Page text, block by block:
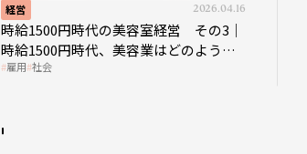
経営 2026.04.16
時給1500円時代の美容室経営 その3｜
時給1500円時代、美容業はどのような
影響を受けるのか？
雇用 社会